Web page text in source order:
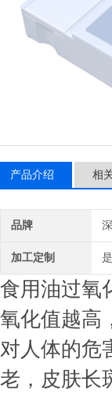
产品介绍 相
品牌
加工定制 是
食用油过氧
氧化值越高
对人体的危
老，皮肤长